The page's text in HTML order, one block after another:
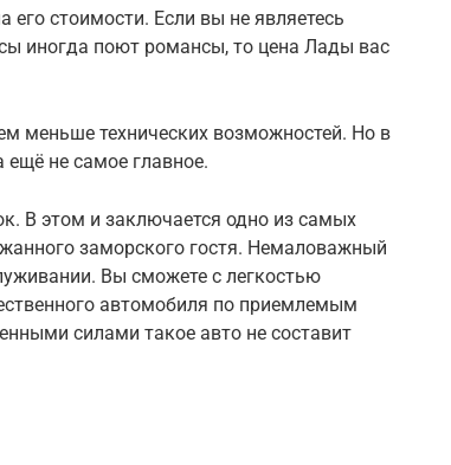
его стоимости. Если вы не являетесь
иногда поют романсы, то цена Лады вас
меньше технических возможностей. Но в
не самое главное.
В этом и заключается одно из самых
заморского гостя. Немаловажный
Вы сможете с легкостью
автомобиля по приемлемым
силами такое авто не составит